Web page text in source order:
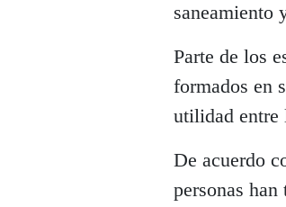
saneamiento
Parte de los
formados en
utilidad entre
De acuerdo
personas